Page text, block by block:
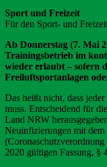
Sport und Freizeit
Für den Sport- und
Ab Donnerstag (7. Mai
Trainingsbetrieb im
wieder erlaubt – sofern
Freiluftsportanlagen
Das heißt nicht, dass
muss. Entscheidend für
Land NRW
Neuinfizierungen mit
2020 gültigen Fassung, §